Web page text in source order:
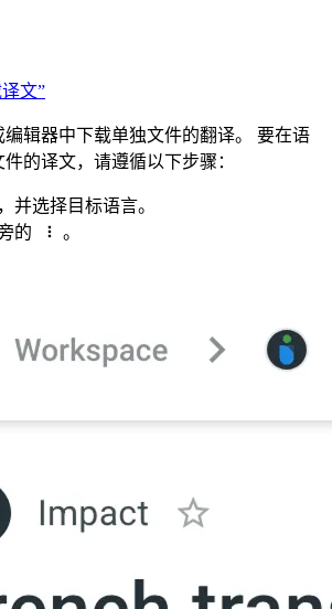
译文”
辑器中下载单独文件的翻译。 要在语
的译文，请遵循以下步骤：
并选择目标语言。
的
。